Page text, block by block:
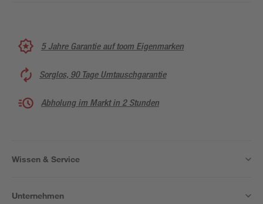
5 Jahre Garantie auf toom Eigenmarken
Sorglos, 90 Tage Umtauschgarantie
Abholung im Markt in 2 Stunden
Wissen & Service
Unternehmen